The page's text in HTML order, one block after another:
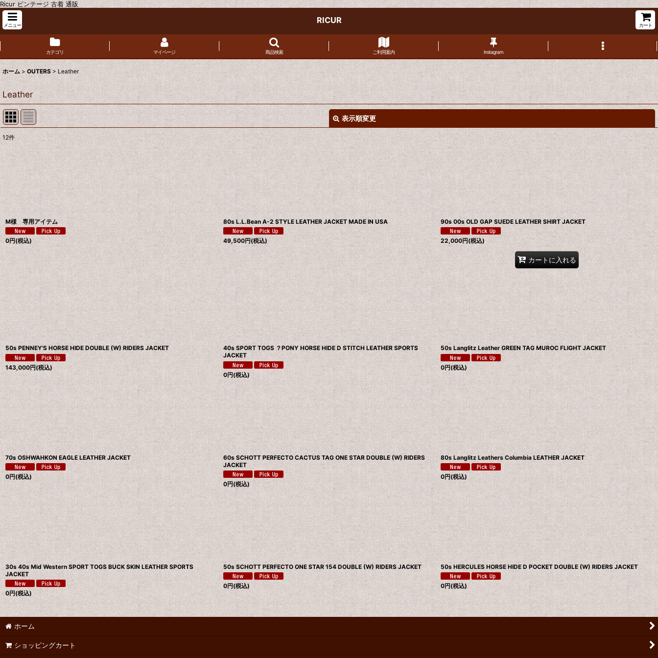
Ricur ビンテージ 古着 通販
メニュー
RICUR
カート
カテゴリ マイページ 商品検索 ご利用案内 Instagram
ホーム > OUTERS > Leather
Leather
表示順変更
表示数
並び順:
絞り込む
12件
M様 専用アイテム
0円(税込)
80s L.L.Bean A-2 STYLE LEATHER JACKET MADE IN USA
49,500円(税込)
90s 00s OLD GAP SUEDE LEATHER SHIRT JACKET
22,000円(税込)
カートに入れる
50s PENNEY'S HORSE HIDE DOUBLE (W) RIDERS JACKET
143,000円(税込)
40s SPORT TOGS ？PONY HORSE HIDE D STITCH LEATHER SPORTS
JACKET
0円(税込)
50s Langlitz Leather GREEN TAG MUROC FLIGHT JACKET
0円(税込)
70s OSHWAHKON EAGLE LEATHER JACKET
0円(税込)
60s SCHOTT PERFECTO CACTUS TAG ONE STAR DOUBLE (W) RIDERS
JACKET
0円(税込)
80s Langlitz Leathers Columbia LEATHER JACKET
0円(税込)
30s 40s Mid Western SPORT TOGS BUCK SKIN LEATHER SPORTS
JACKET
0円(税込)
50s SCHOTT PERFECTO ONE STAR 154 DOUBLE (W) RIDERS JACKET
0円(税込)
50s HERCULES HORSE HIDE D POCKET DOUBLE (W) RIDERS JACKET
0円(税込)
ホーム
ショッピングカート